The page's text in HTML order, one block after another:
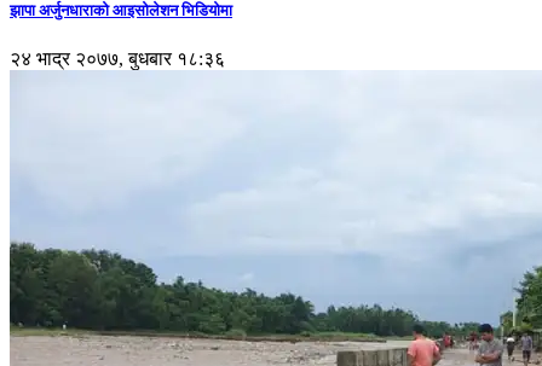
झापा अर्जुनधाराको आइसोलेशन भिडियोमा
२४ भाद्र २०७७, बुधबार १८:३६